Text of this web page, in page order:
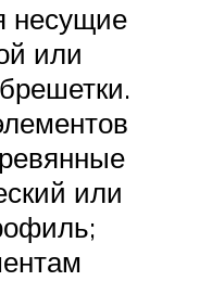
несущие
или
или